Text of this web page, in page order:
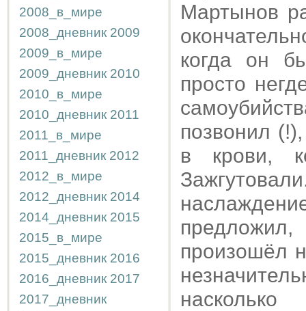
2008_в_мире
2008_дневник 2009
2009_в_мире
2009_дневник 2010
2010_в_мире
2010_дневник 2011
2011_в_мире
2011_дневник 2012
2012_в_мире
2012_дневник 2014
2014_дневник 2015
2015_в_мире
2015_дневник 2016
2016_дневник 2017
2017_дневник
Мартынов
когда он
просто
позвонил
в крови,
произошёл